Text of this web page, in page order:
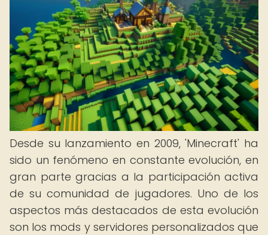
Desde su lanzamiento en 2009, 'Minecraft' ha
sido un fenómeno en constante evolución, en
gran parte gracias a la participación activa
de su comunidad de jugadores. Uno de los
aspectos más destacados de esta evolución
son los mods y servidores personalizados que